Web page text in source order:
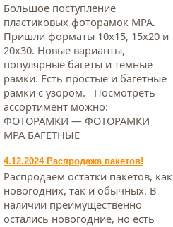
Большое поступление
пластиковых фоторамок МРА.
Пришли форматы 10х15, 15х20 и
20х30. Новые варианты,
популярные багеты и темные
рамки. Есть простые и багетные
рамки с узором. Посмотреть
ассортимент можно:
ФОТОРАМКИ — ФОТОРАМКИ
МРА БАГЕТНЫЕ
4.12.2024 Распродажа пакетов!
Распродаем остатки пакетов, как
новогодних, так и обычных. В
наличии преимущественно
остались новогодние, но есть